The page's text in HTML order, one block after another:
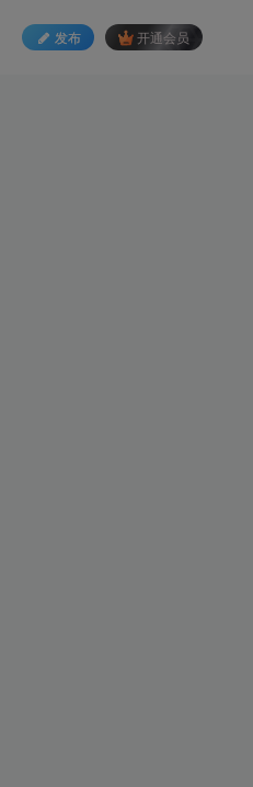
发布 开通会员